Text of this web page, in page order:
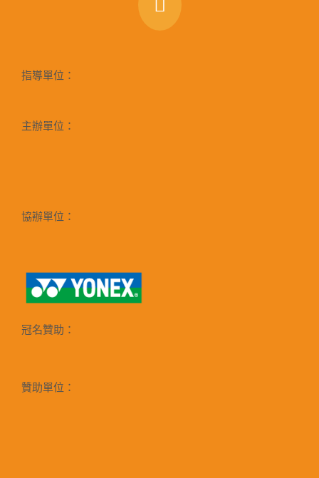
指導單位：
主辦單位：
協辦單位：
冠名贊助：
贊助單位：